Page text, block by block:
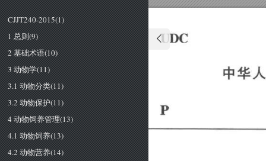
CJJT240-2015(1)
1 总则(9)
2 基础术语(10)
3 动物学(11)
3.1 动物分类(11)
3.2 动物保护(11)
4 动物饲养管理(13)
4.1 动物饲养(13)
4.2 动物营养(14)